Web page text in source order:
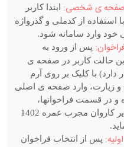
ابتدا کاربر
استفاده از کدملی و گذرواژه
وارد سامانه شود.
پس از ورود به
حالت کاربر در صفحه ی
با کلیک بر روی آرم
زیارت، وارد صفحه ی اصلی
و در قسمت فراخوانها،
فراخوان مدیر کاروان مجرب عمره 1402
پس از انتخاب فراخوان